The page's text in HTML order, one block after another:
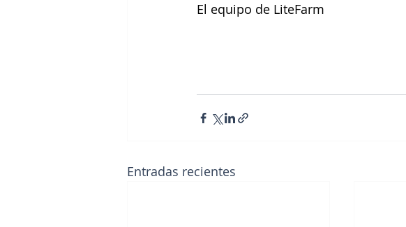
El equipo de LiteFarm
Entradas recientes